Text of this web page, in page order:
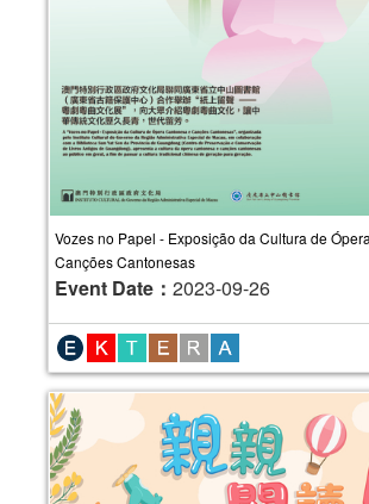
Vozes no Papel - Exposição da Cultura de
Canções Cantonesas
Event Date： 2023-09-26